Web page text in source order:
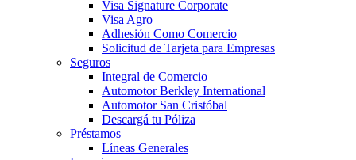
Visa Signature Corporate
Visa Agro
Adhesión Como Comercio
Solicitud de Tarjeta para Empresas
Seguros
Integral de Comercio
Automotor Berkley International
Automotor San Cristóbal
Descargá tu Póliza
Préstamos
Líneas Generales